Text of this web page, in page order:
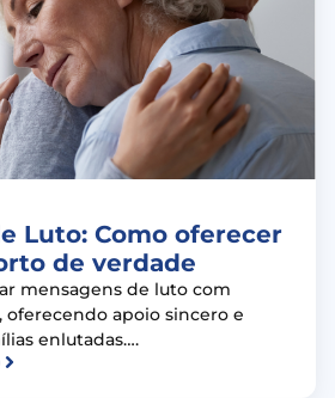
Luto: Como oferecer
de verdade
mensagens de luto com
oferecendo apoio sincero e
enlutadas….